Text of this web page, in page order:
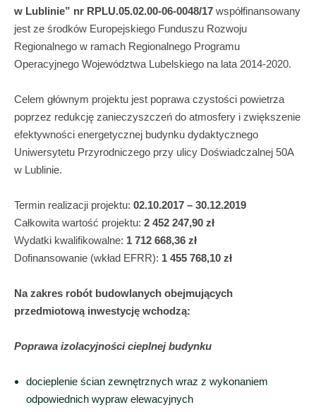
w Lublinie” nr RPLU.05.02.00-06-0048/17 współfinansowany
jest ze środków Europejskiego Funduszu Rozwoju
Regionalnego w ramach Regionalnego Programu
Operacyjnego Województwa Lubelskiego na lata 2014-2020.
Celem głównym projektu jest poprawa czystości powietrza
poprzez redukcję zanieczyszczeń do atmosfery i zwiększenie
efektywności energetycznej budynku dydaktycznego
Uniwersytetu Przyrodniczego przy ulicy Doświadczalnej 50A
w Lublinie.
Termin realizacji projektu: 02.10.2017 – 30.12.2019
Całkowita wartość projektu: 2 452 247,90 zł
Wydatki kwalifikowalne: 1 712 668,36 zł
Dofinansowanie (wkład EFRR): 1 455 768,10 zł
Na zakres robót budowlanych obejmujących
przedmiotową inwestycję wchodzą:
Poprawa izolacyjności cieplnej budynku
docieplenie ścian zewnętrznych wraz z wykonaniem
odpowiednich wypraw elewacyjnych